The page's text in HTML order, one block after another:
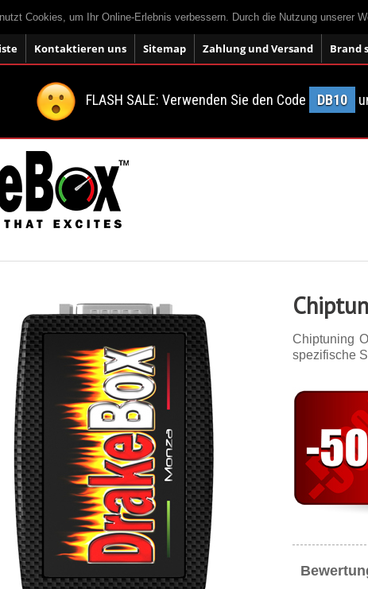
Cookies, um Ihr Online-Erlebnis verbessern. Durch die Nutzung unserer
Kontaktieren uns Sitemap Zahlung und Versand Brand
FLASH SALE: Verwenden Sie den Code DB10
Chiptuning
spezifische